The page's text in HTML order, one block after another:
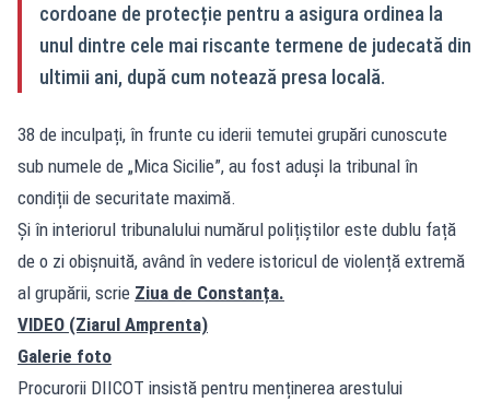
cordoane de protecție pentru a asigura ordinea la
unul dintre cele mai riscante termene de judecată din
ultimii ani, după cum notează presa locală.
38 de inculpați, în frunte cu iderii temutei grupări cunoscute
sub numele de „Mica Sicilie”, au fost aduși la tribunal în
condiții de securitate maximă.
Și în interiorul tribunalului numărul polițiștilor este dublu față
de o zi obișnuită, având în vedere istoricul de violență extremă
al grupării, scrie Ziua de Constanța.
VIDEO (Ziarul Amprenta)
Galerie foto
Procurorii DIICOT insistă pentru menținerea arestului